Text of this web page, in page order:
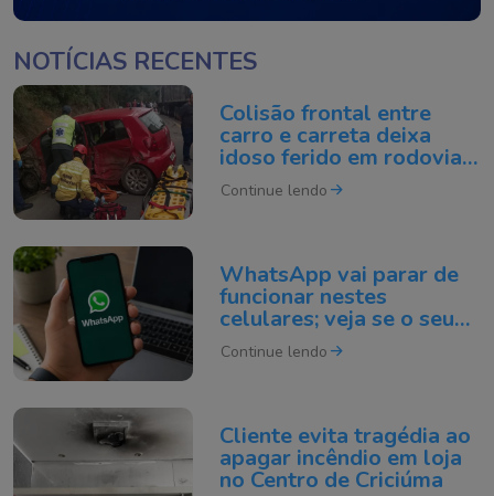
NOTÍCIAS RECENTES
Colisão frontal entre
carro e carreta deixa
idoso ferido em rodovia
de SC
Continue lendo
WhatsApp vai parar de
funcionar nestes
celulares; veja se o seu
está na lista
Continue lendo
Cliente evita tragédia ao
apagar incêndio em loja
no Centro de Criciúma